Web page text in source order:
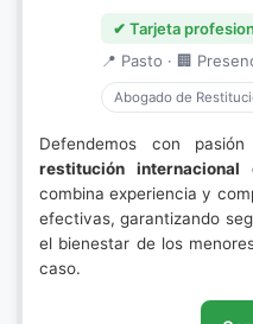
✔ Tarjeta
📍 Pasto · 🏢
Abogado de
Defendemos con
restitución internacional
combina experiencia y
efectivas, garantizando
el bienestar de los
caso.